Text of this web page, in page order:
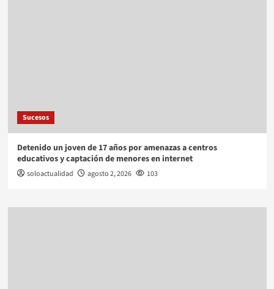
Sucesos
Detenido un joven de 17 años por amenazas a centros
educativos y captación de menores en internet
soloactualidad agosto 2, 2026 103